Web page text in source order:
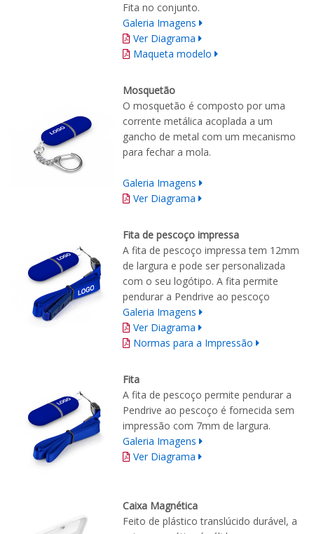
Fita no conjunto.
Galeria Imagens
Ver Diagrama
Maqueta modelo
Mosquetão
O mosquetão é composto por uma
corrente metálica acoplada a um
gancho de metal com um mecanismo
para fechar a mola.
Galeria Imagens
Ver Diagrama
Fita de pescoço impressa
A fita de pescoço impressa tem 12mm
de largura e pode ser personalizada
com o seu logótipo. A fita permite
pendurar a Pendrive ao pescoço
Galeria Imagens
Ver Diagrama
Normas para a Impressão
Fita
A fita de pescoço permite pendurar a
Pendrive ao pescoço é fornecida sem
impressão com 7mm de largura.
Galeria Imagens
Ver Diagrama
Caixa Magnética
Feito de plástico translúcido durável, a